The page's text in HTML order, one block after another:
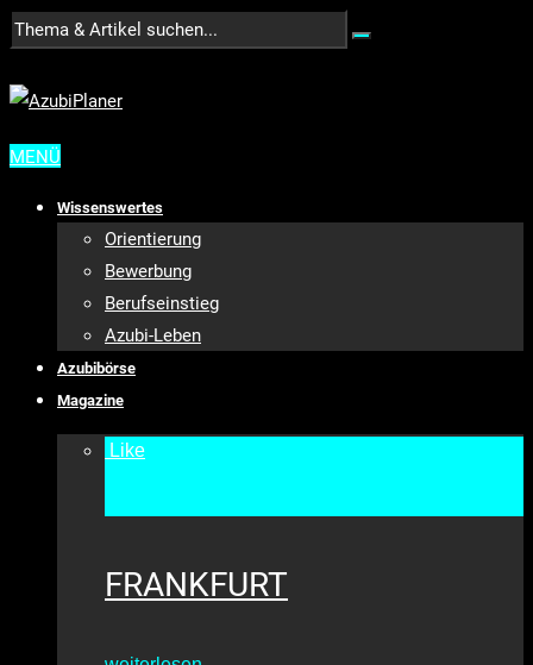
MENÜ
Wissenswertes
Orientierung
Bewerbung
Berufseinstieg
Azubi-Leben
Azubibörse
Magazine
Like
FRANKFURT